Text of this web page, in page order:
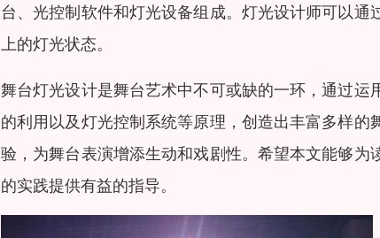
台、光控制软件和灯光设备组成。灯光设计师可以
上的灯光状态。
舞台灯光设计是舞台艺术中不可或缺的一环，通过
的利用以及灯光控制系统等原理，创造出丰富多样
验，为舞台表演增添生动和戏剧性。希望本文能够
的实践提供有益的指导。